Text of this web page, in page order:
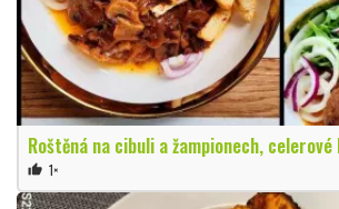
Roštěná na cibuli a žampionech,
thumb_up 1×